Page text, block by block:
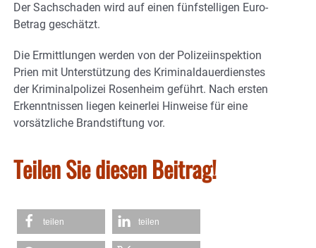
Der Sachschaden wird auf einen fünfstelligen Euro-
Betrag geschätzt.
Die Ermittlungen werden von der Polizeiinspektion
Prien mit Unterstützung des Kriminaldauerdienstes
der Kriminalpolizei Rosenheim geführt. Nach ersten
Erkenntnissen liegen keinerlei Hinweise für eine
vorsätzliche Brandstiftung vor.
Teilen Sie diesen Beitrag!
teilen teilen